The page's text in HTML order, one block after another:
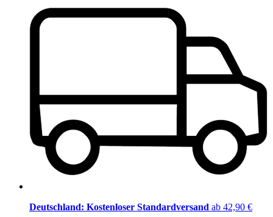
Deutschland: Kostenloser Standardversand ab 42,90 €